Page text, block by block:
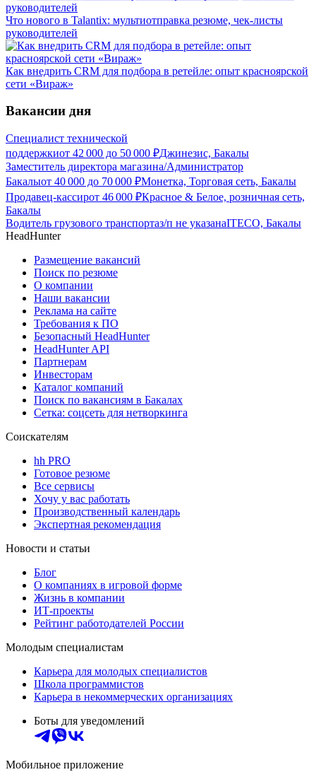
Что нового в Talantix: мультиотправка резюме, чек-листы
руководителей
Как внедрить CRM для подбора в ретейле: опыт красноярской
сети «Вираж»
Вакансии дня
Специалист технической
поддержкиот 42 000 до 50 000 ₽Джинезис, Бакалы
Заместитель директора магазина/Администратор
Бакалыот 40 000 до 70 000 ₽Монетка, Торговая сеть, Бакалы
Продавец-кассирот 46 000 ₽Красное & Белое, розничная сеть,
Бакалы
Водитель грузового транспортаз/п не указанаITECO, Бакалы
HeadHunter
Размещение вакансий
Поиск по резюме
О компании
Наши вакансии
Реклама на сайте
Требования к ПО
Безопасный HeadHunter
HeadHunter API
Партнерам
Инвесторам
Каталог компаний
Поиск по вакансиям в Бакалах
Сетка: соцсеть для нетворкинга
Соискателям
hh PRO
Готовое резюме
Все сервисы
Хочу у вас работать
Производственный календарь
Экспертная рекомендация
Новости и статьи
Блог
О компаниях в игровой форме
Жизнь в компании
ИТ-проекты
Рейтинг работодателей России
Молодым специалистам
Карьера для молодых специалистов
Школа программистов
Карьера в некоммерческих организациях
Боты для уведомлений
Мобильное приложение